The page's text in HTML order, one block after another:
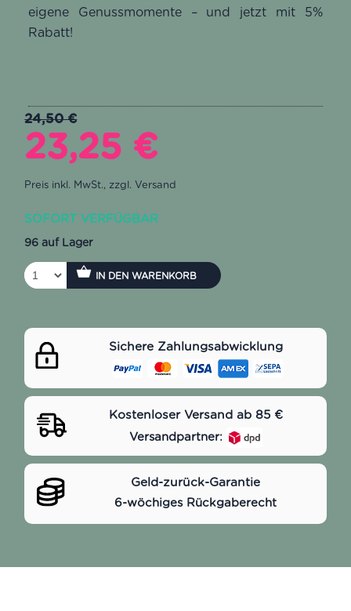
eigene Genussmomente – und jetzt mit 5%
Rabatt!
24,50€
Ursprünglicher
Preis
war:
24,50 €
23,25 €Aktueller
Preis
ist:
SOFORT VERFÜGBAR
96 auf Lager
IN DEN WARENKORB
Sichere Zahlungsabwicklung
Kostenloser Versand ab 85 €
Versandpartner:
Geld-zurück-Garantie
6-wöchiges Rückgaberecht